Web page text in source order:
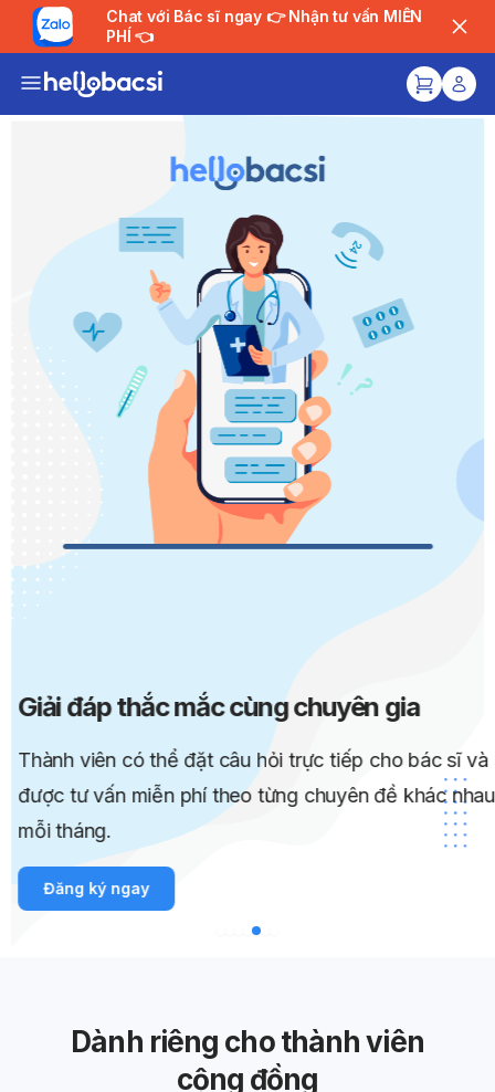
Chat với Bác sĩ ngay 👉 Nhận tư vấn MIỄN
PHÍ 👈
Giải đáp thắc mắc cùng chuyên gia
Thành viên có thể đặt câu hỏi trực tiếp cho bác sĩ và
được tư vấn miễn phí theo từng chuyên đề khác nhau
mỗi tháng.
Đăng ký ngay
Dành riêng cho thành viên
cộng đồng